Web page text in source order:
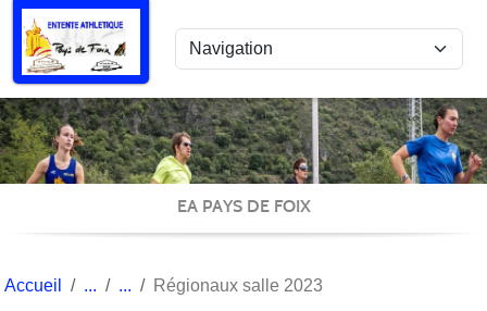
EA PAYS DE FOIX
Accueil Régionaux salle 2023
Panneau de gestion des cookies